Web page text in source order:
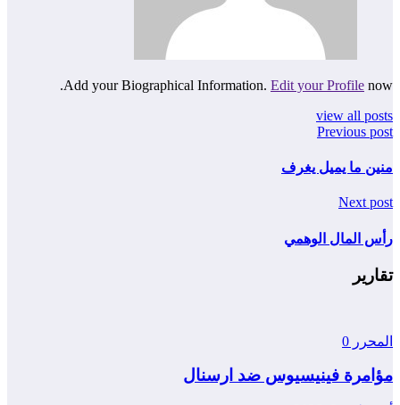
Add your Biographical Information. Edit your Profile now.
view all posts
Previous post
منين ما يميل يغرف
Next post
رأس المال الوهمي
تقارير
المحرر 0
مؤامرة فينيسيوس ضد ارسنال